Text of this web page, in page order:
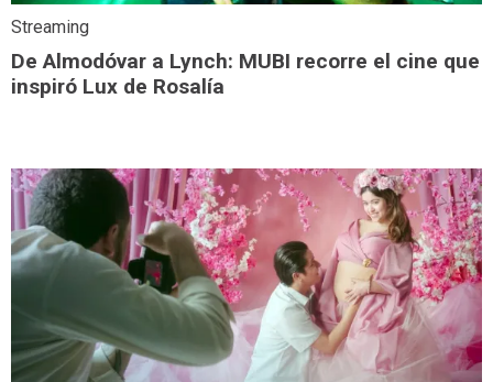
Streaming
De Almodóvar a Lynch: MUBI recorre el cine que
inspiró Lux de Rosalía